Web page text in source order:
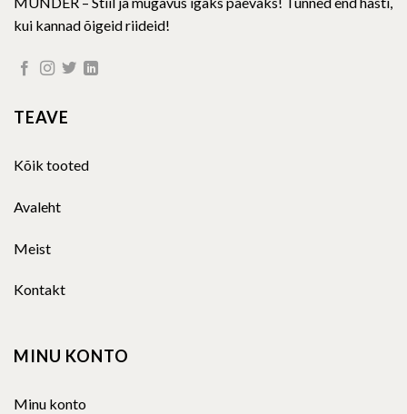
kui kannad õigeid riideid!
TEAVE
Kõik tooted
Avaleht
Meist
Kontakt
MINU KONTO
Minu konto